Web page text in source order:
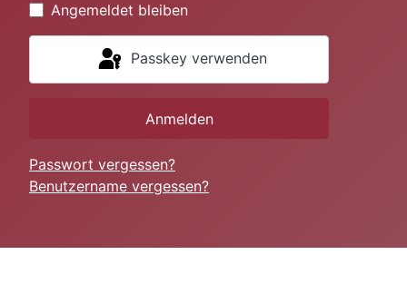
Angemeldet bleiben
Passkey verwenden
Anmelden
Passwort vergessen?
Benutzername vergessen?